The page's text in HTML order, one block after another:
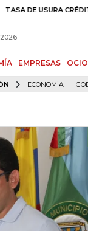
USURA CRÉDITO
2026
EMPRESAS OCIO
ECONOMÍA